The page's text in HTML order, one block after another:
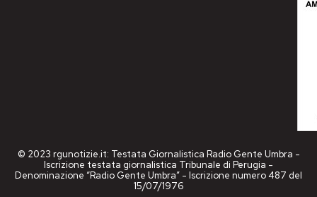
© 2023 rgunotizie.it: Testata Giornalistica Radio Gente Umbra -
Iscrizione testata giornalistica Tribunale di Perugia -
Denominazione “Radio Gente Umbra” - Iscrizione numero 487 del
15/07/1976